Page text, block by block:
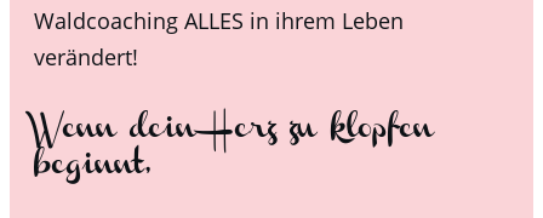
Waldcoaching ALLES in ihrem Leben
verändert!
Wenn dein Herz zu klopfen
beginnt,